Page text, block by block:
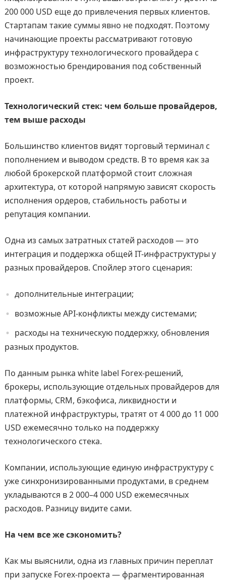
200 000 USD еще до привлечения первых клиентов.
Стартапам такие суммы явно не подходят. Поэтому
начинающие проекты рассматривают готовую
инфраструктуру технологического провайдера с
возможностью брендирования под собственный
проект.
Технологический стек: чем больше провайдеров,
тем выше расходы
Большинство клиентов видят торговый терминал с
пополнением и выводом средств. В то время как за
любой брокерской платформой стоит сложная
архитектура, от которой напрямую зависят скорость
исполнения ордеров, стабильность работы и
репутация компании.
Одна из самых затратных статей расходов — это
интеграция и поддержка общей IT-инфраструктуры у
разных провайдеров. Спойлер этого сценария:
дополнительные интеграции;
возможные API-конфликты между системами;
расходы на техническую поддержку, обновления
разных продуктов.
По данным рынка white label Forex-решений,
брокеры, использующие отдельных провайдеров для
платформы, CRM, бэкофиса, ликвидности и
платежной инфраструктуры, тратят от 4 000 до 11 000
USD ежемесячно только на поддержку
технологического стека.
Компании, использующие единую инфраструктуру с
уже синхронизированными продуктами, в среднем
укладываются в 2 000–4 000 USD ежемесячных
расходов. Разницу видите сами.
На чем все же сэкономить?
Как мы выяснили, одна из главных причин переплат
при запуске Forex-проекта — фрагментированная